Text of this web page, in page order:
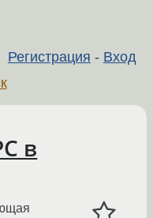
Регистрация - Вход
в